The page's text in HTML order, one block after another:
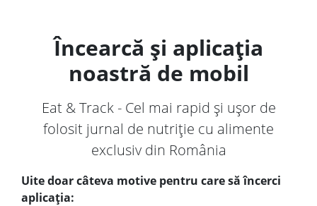
Încearcă și aplicația
noastră de mobil
Eat & Track - Cel mai rapid și ușor de
folosit jurnal de nutriție cu alimente
exclusiv din România
Uite doar câteva motive pentru care să încerci
aplicația: